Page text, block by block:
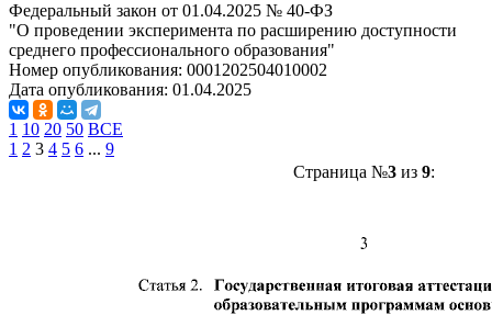
Федеральный закон от 01.04.2025 № 40-ФЗ
"О проведении эксперимента по расширению доступности
среднего профессионального образования"
Номер опубликования: 0001202504010002
Дата опубликования: 01.04.2025
1 10 20 50 ВСЕ
1 2 3 4 5 6 ... 9
Страница №3из 9: